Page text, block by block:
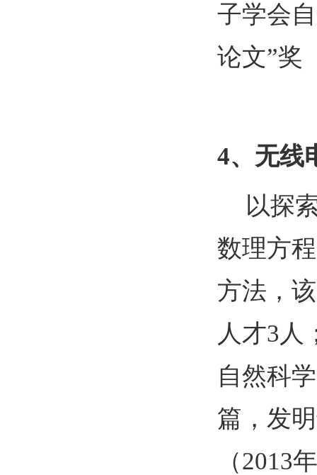
子学会
论文”奖
4、无线
以探
数理方
方法，
人才3 人
自然科
篇，发
（2013